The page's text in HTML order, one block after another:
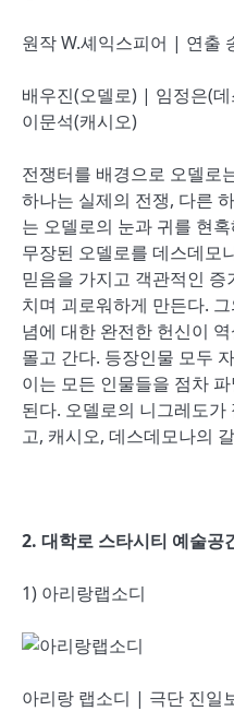
원작 W.셰익스피어 | 연출
배우진(오델로) | 임정은(
이문석(캐시오)
전쟁터를 배경으로 오델로
하나는 실제의 전쟁, 다른
는 오델로의 눈과 귀를 현
무장된 오델로를 데스데모
믿음을 가지고 객관적인
치며 괴로워하게 만든다.
념에 대한 완전한 헌신이
몰고 간다. 등장인물 모두
이는 모든 인물들을 점차
된다. 오델로의 니그레도
고, 캐시오, 데스데모나의
2. 대학로 스타시티 예술공
1) 아리랑랩소디
아리랑 랩소디 | 극단 진일